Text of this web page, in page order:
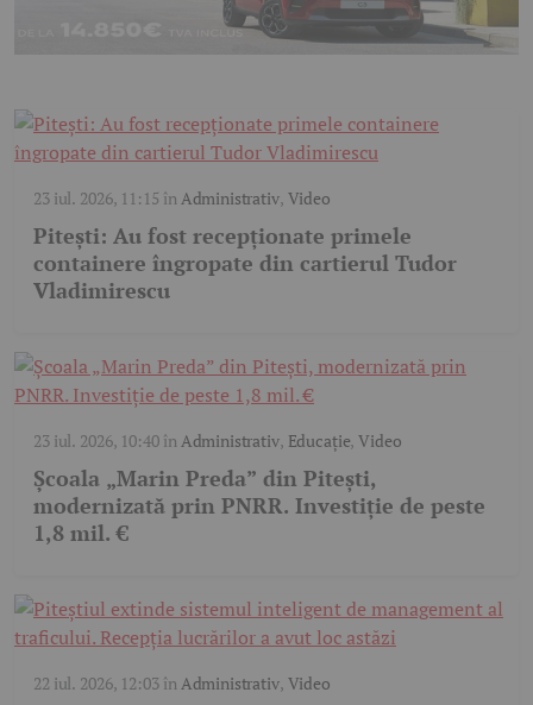
23 iul. 2026, 11:15 înAdministrativ, Video
Pitești: Au fost recepționate primele
containere îngropate din cartierul Tudor
Vladimirescu
23 iul. 2026, 10:40înAdministrativ, Educație,Video
Școala „Marin Preda” din Pitești,
modernizată prin PNRR. Investiție de peste
1,8 mil. €
22 iul. 2026, 12:03înAdministrativ, Video